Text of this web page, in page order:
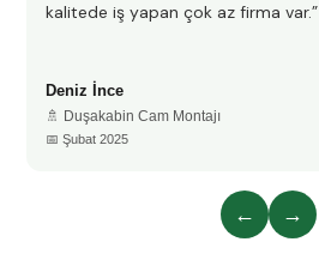
kalitede iş yapan çok az firma var.”
Deniz İnce
🚿 Duşakabin Cam Montajı
📅 Şubat 2025
← →